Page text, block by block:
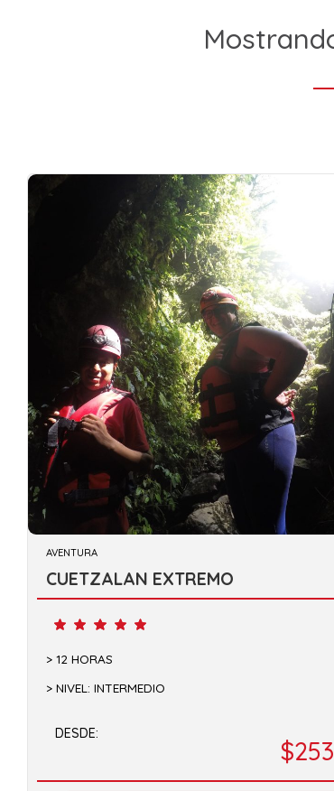
AVENTURA
CUETZALAN EXTREMO
12 HORAS
NIVEL: INTERMEDIO
DESDE: